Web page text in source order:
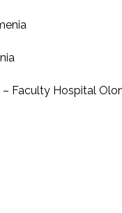
Faculty Hospital